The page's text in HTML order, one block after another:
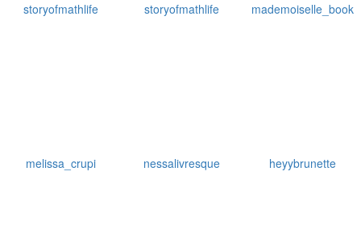
storyofmathlife storyofmathlife mademoiselle_book
melissa_crupi nessalivresque heyybrunette